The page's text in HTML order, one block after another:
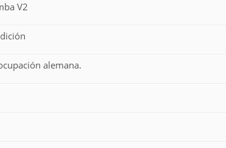
V2
alemana.